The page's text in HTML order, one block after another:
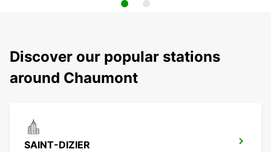
Discover our popular stations
around Chaumont
SAINT-DIZIER